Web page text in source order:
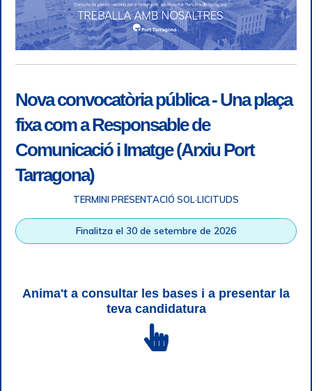
Accessibility Legal note | + info RGPD |Information of
Nova convocatòria pública - Una plaça
fixa com a Responsable de
Comunicació i Imatge (Arxiu Port
Tarragona)
TERMINI PRESENTACIÓ SOL·LICITUDS
Finalitza el 30 de setembre de 2026
Anima't a consultar les bases i a presentar la
teva candidatura